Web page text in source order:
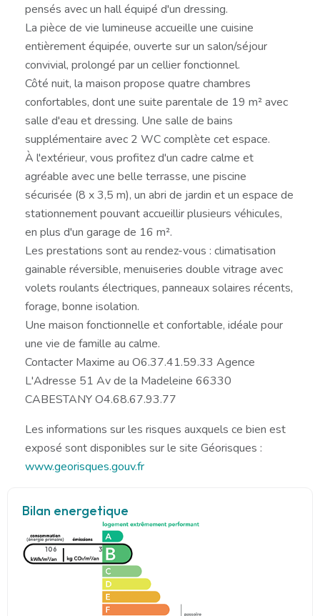
pensés avec un hall équipé d'un dressing.
La pièce de vie lumineuse accueille une cuisine
entièrement équipée, ouverte sur un salon/séjour
convivial, prolongé par un cellier fonctionnel.
Côté nuit, la maison propose quatre chambres
confortables, dont une suite parentale de 19 m² avec
salle d'eau et dressing. Une salle de bains
supplémentaire avec 2 WC complète cet espace.
À l'extérieur, vous profitez d'un cadre calme et
agréable avec une belle terrasse, une piscine
sécurisée (8 x 3,5 m), un abri de jardin et un espace de
stationnement pouvant accueillir plusieurs véhicules,
en plus d'un garage de 16 m².
Les prestations sont au rendez-vous : climatisation
gainable réversible, menuiseries double vitrage avec
volets roulants électriques, panneaux solaires récents,
forage, bonne isolation.
Une maison fonctionnelle et confortable, idéale pour
une vie de famille au calme.
Contacter Maxime au O6.37.41.59.33 Agence
L'Adresse 51 Av de la Madeleine 66330
CABESTANY O4.68.67.93.77
Les informations sur les risques auxquels ce bien est
exposé sont disponibles sur le site Géorisques :
www.georisques.gouv.fr
Bilan energetique
106 3